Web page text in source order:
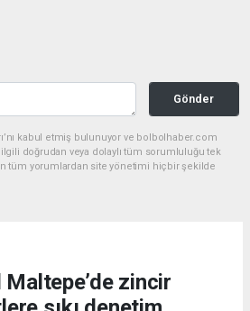
Gönder
kabul etmiş bulunuyor ve bolbolhaber.com
ilgili doğrudan veya dolaylı tüm sorumluluğu tek
tüm yorumlardan site yönetimi hiçbir şekilde
zincir